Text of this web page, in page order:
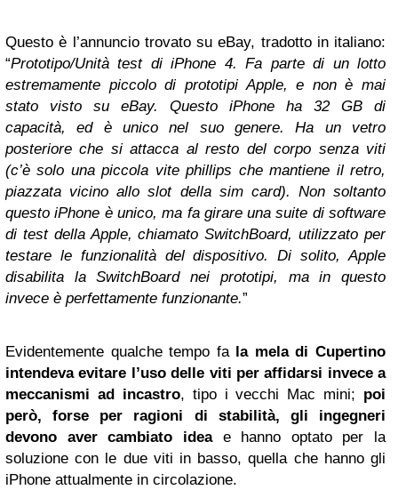
Questo è l’annuncio trovato su eBay, tradotto in italiano:
“Prototipo/Unità test di iPhone 4. Fa parte di un lotto
estremamente piccolo di prototipi Apple, e non è mai
stato visto su eBay. Questo iPhone ha 32 GB di
capacità, ed è unico nel suo genere. Ha un vetro
posteriore che si attacca al resto del corpo senza viti
(c’è solo una piccola vite phillips che mantiene il retro,
piazzata vicino allo slot della sim card). Non soltanto
questo iPhone è unico, ma fa girare una suite di software
di test della Apple, chiamato SwitchBoard, utilizzato per
testare le funzionalità del dispositivo. Di solito, Apple
disabilita la SwitchBoard nei prototipi, ma in questo
invece è perfettamente funzionante.”
Evidentemente qualche tempo fa la mela di Cupertino
intendeva evitare l’uso delle viti per affidarsi invece a
meccanismi ad incastro, tipo i vecchi Mac mini; poi
però, forse per ragioni di stabilità, gli ingegneri
devono aver cambiato ideae hanno optato per la
soluzione con le due viti in basso, quella che hanno gli
iPhone attualmente in circolazione.